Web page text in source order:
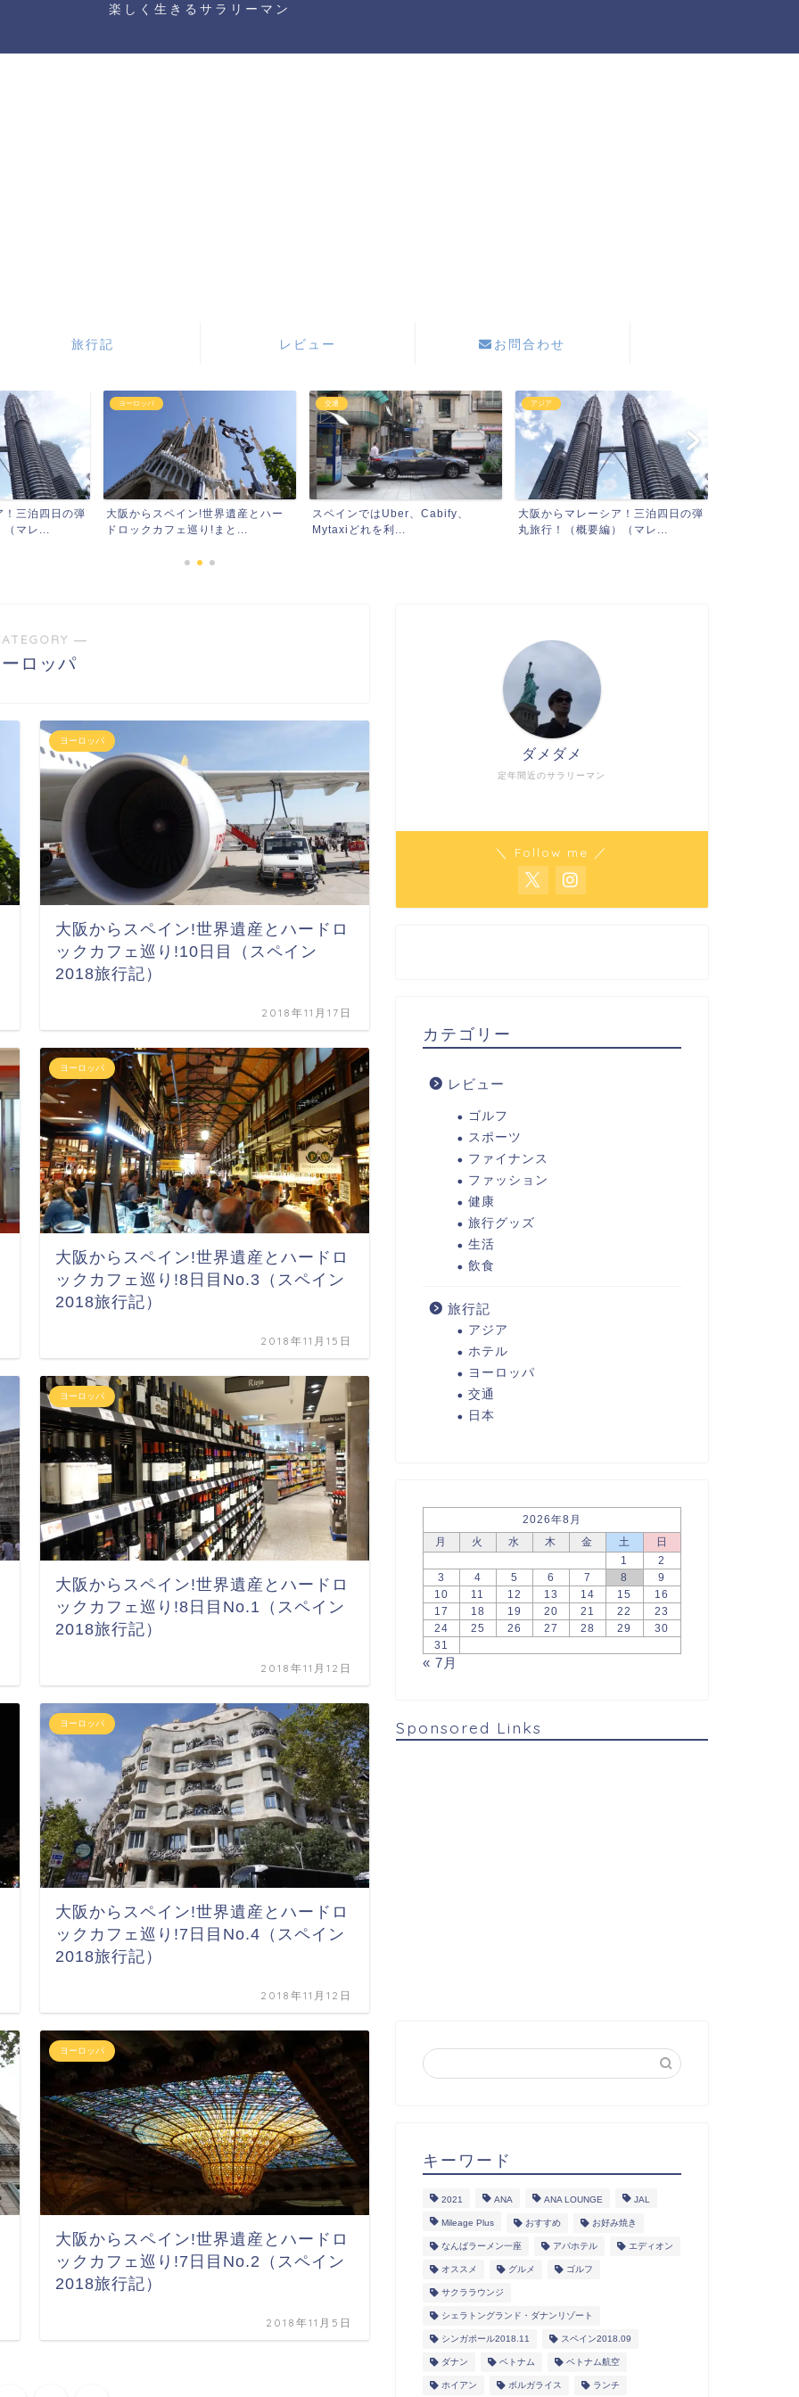
楽しく生きるサラリーマン
旅行記 レビュー お問合わせ
！三泊四日の弾
マレ...
ヨーロッパ
大阪からスペイン!世界遺産とハー
ドロックカフェ巡り!まと...
交通
スペインではUber、Cabify、
Mytaxiどれを利...
アジア
大阪からマレーシア！三泊四日の弾
丸旅行！（概要編）（マレ...
―
ロッパ
ヨーロッパ
大阪からスペイン!世界遺産とハードロ
ックカフェ巡り!10日目（スペイン
2018旅行記）
2018年11月17日
ヨーロッパ
大阪からスペイン!世界遺産とハードロ
ックカフェ巡り!8日目No.3（スペイン
2018旅行記）
2018年11月15日
ヨーロッパ
大阪からスペイン!世界遺産とハードロ
ックカフェ巡り!8日目No.1（スペイン
2018旅行記）
2018年11月12日
ヨーロッパ
大阪からスペイン!世界遺産とハードロ
ックカフェ巡り!7日目No.4（スペイン
2018旅行記）
2018年11月12日
ヨーロッパ
大阪からスペイン!世界遺産とハードロ
ックカフェ巡り!7日目No.2（スペイン
2018旅行記）
2018年11月5日
定年間近のサラリーマン
ダメダメ
＼ Follow me ／
カテゴリー
レビュー
ゴルフ
スポーツ
ファイナンス
ファッション
健康
旅行グッズ
生活
飲食
旅行記
アジア
ホテル
ヨーロッパ
交通
日本
2026年8月
月
火 水 木 金 土
日
1
2
3
4 5 6 7 8
9
10
11 12 13 14 15
16
17
18 19 20 21 22
23
24
25 26 27 28 29
30
31
« 7月
Sponsored Links
キーワード
2021 ANA ANA LOUNGE JAL
Mileage Plus おすすめ お好み焼き
なんばラーメン一座 アパホテル エディオン
オススメ グルメ ゴルフ
サクララウンジ
シェラトングランド・ダナンリゾート
シンガポール2018.11 スペイン2018.09
ダナン ベトナム ベトナム航空
ホイアン ボルガライス ランチ